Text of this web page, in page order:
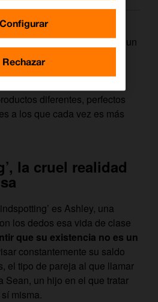
y Daveed Diggs se hicieron un
con la película
creadores retoman la
diferentes, perfectos
a los que cada vez es más
la cruel realidad
es Ashley, una
los dedos esa vida de clase
que su existencia no es un
constantemente su saldo
el tipo de pareja al que llamar
Sean, un hijo en el que tratar
misma.
Configurar
Rechazar